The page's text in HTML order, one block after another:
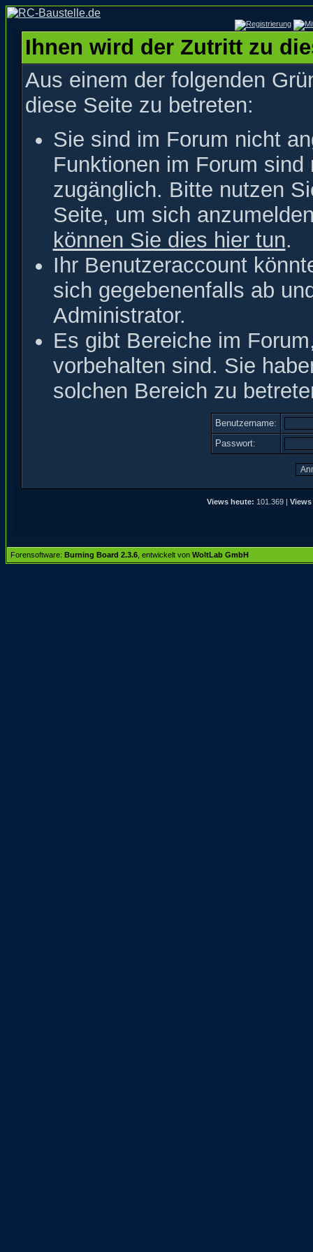
Ihnen wird der Zutritt zu
Aus einem der folgenden
diese Seite zu betreten:
Sie sind im Forum nicht
Funktionen im Forum
zugänglich. Bitte nutzen
Seite, um sich
können Sie dies hier tun.
Ihr Benutzeraccount
sich gegebenenfalls ab
Administrator.
Es gibt Bereiche im
vorbehalten sind. Sie
solchen Bereich zu
Benutzername:
Passwort:
Views heute: 101.369 |
Forensoftware: Burning Board 2.3.6 , entwickelt von WoltLab GmbH